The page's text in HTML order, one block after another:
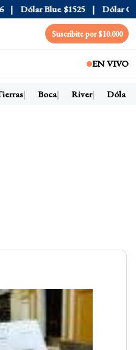
Dólar Blue $1525 Dólar CCL
Suscribite por $10.000
EN VIVO
Boca River Dólar hoy